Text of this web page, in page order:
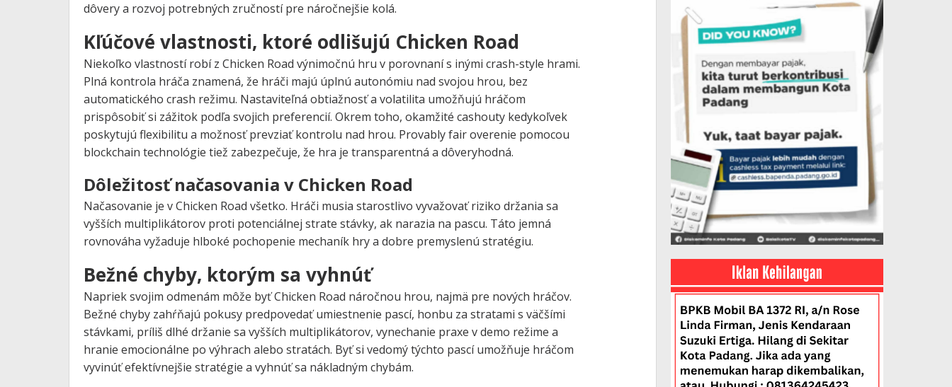
dôvery a rozvoj potrebných zručností pre náročnejšie kolá.
Kľúčové vlastnosti, ktoré odlišujú Chicken Road
Niekoľko vlastností robí z Chicken Road výnimočnú hru v porovnaní s inými crash-style hrami.
Plná kontrola hráča znamená, že hráči majú úplnú autonómiu nad svojou hrou, bez
automatického crash režimu. Nastaviteľná obtiažnosť a volatilita umožňujú hráčom
prispôsobiť si zážitok podľa svojich preferencií. Okrem toho, okamžité cashouty kedykoľvek
poskytujú flexibilitu a možnosť prevziať kontrolu nad hrou. Provably fair overenie pomocou
blockchain technológie tiež zabezpečuje, že hra je transparentná a dôveryhodná.
Dôležitosť načasovania v Chicken Road
Načasovanie je v Chicken Road všetko. Hráči musia starostlivo vyvažovať riziko držania sa
vyšších multiplikátorov proti potenciálnej strate stávky, ak narazia na pascu. Táto jemná
rovnováha vyžaduje hlboké pochopenie mechaník hry a dobre premyslenú stratégiu.
Bežné chyby, ktorým sa vyhnúť
Napriek svojim odmenám môže byť Chicken Road náročnou hrou, najmä pre nových hráčov.
Bežné chyby zahŕňajú pokusy predpovedať umiestnenie pascí, honbu za stratami s väčšími
stávkami, príliš dlhé držanie sa vyšších multiplikátorov, vynechanie praxe v demo režime a
hranie emocionálne po výhrach alebo stratách. Byť si vedomý týchto pascí umožňuje hráčom
vyvinúť efektívnejšie stratégie a vyhnúť sa nákladným chybám.